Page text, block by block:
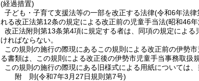
(経過措置)
子ども・子育て支援法等の一部を改正する法律(令和6年法律
れる改正法第12条の規定による改正前の児童手当法(昭和46
改正法附則第13条第4項に規定する者は、同項の規定によ
ければならない。
この規則の施行の際現にあるこの規則による改正前の伊勢
る書類は、この規則による改正後の伊勢市児童手当事務取扱
この規則の施行の際現にある旧様式による用紙については
附 則(令和7年3月27日規則第7号)